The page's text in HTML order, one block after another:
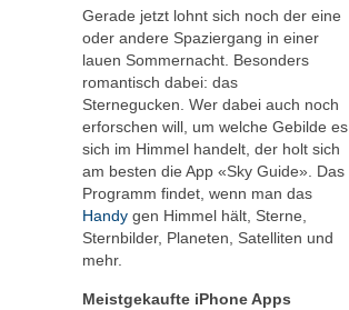
Gerade jetzt lohnt sich noch der eine
oder andere Spaziergang in einer
lauen Sommernacht. Besonders
romantisch dabei: das
Sternegucken. Wer dabei auch noch
erforschen will, um welche Gebilde es
sich im Himmel handelt, der holt sich
am besten die App «Sky Guide». Das
Programm findet, wenn man das
Handy gen Himmel hält, Sterne,
Sternbilder, Planeten, Satelliten und
mehr.
Meistgekaufte iPhone Apps